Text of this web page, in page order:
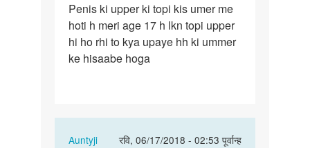
Penis
ki
upper
ki
Penis ki upper ki topi kis umer me
hoti h meri age 17 h lkn topi upper
hi ho rhi to kya upaye hh ki ummer
ke hisaabe hoga
Auntyji
रवि, 06/17/2018 - 02:53 पूर्वान्ह
In